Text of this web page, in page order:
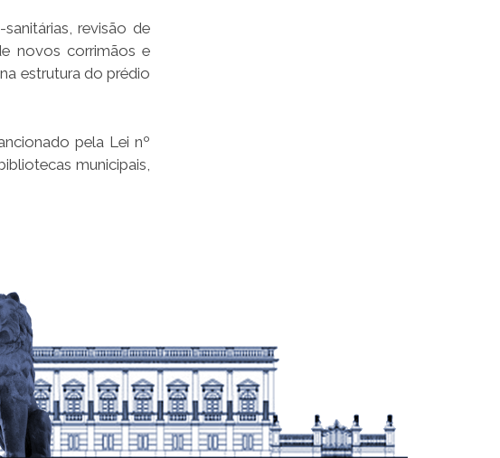
revisão de
novos corrimãos e
estrutura do prédio
pela Lei nº
municipais,